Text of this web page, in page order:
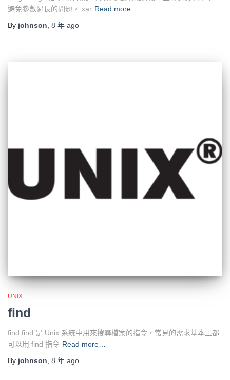
避免參數過長的問題。 xar Read more…
By johnson, 8 年 ago
UNIX
find
find find 是 Unix 系統中用來搜尋檔案的指令，常見的需求基本上都
可以用 find 指令 Read more…
By johnson, 8 年 ago